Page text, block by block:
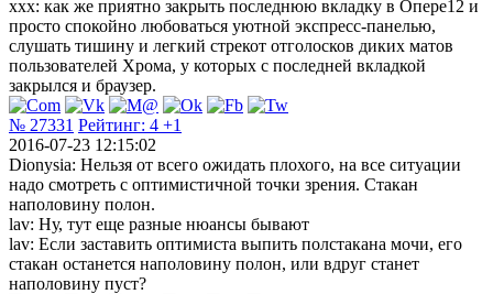
xxx: как же приятно закрыть последнюю вкладку в Опере12 и
просто спокойно любоваться уютной экспресс-панелью,
слушать тишину и легкий стрекот отголосков диких матов
пользователей Хрома, у которых с последней вкладкой
закрылся и браузер.
№ 27331 Рейтинг: 4 +1
2016-07-23 12:15:02
Dionysia: Нельзя от всего ожидать плохого, на все ситуации
надо смотреть с оптимистичной точки зрения. Стакан
наполовину полон.
lav: Ну, тут еще разные нюансы бывают
lav: Если заставить оптимиста выпить полстакана мочи, его
стакан останется наполовину полон, или вдруг станет
наполовину пуст?